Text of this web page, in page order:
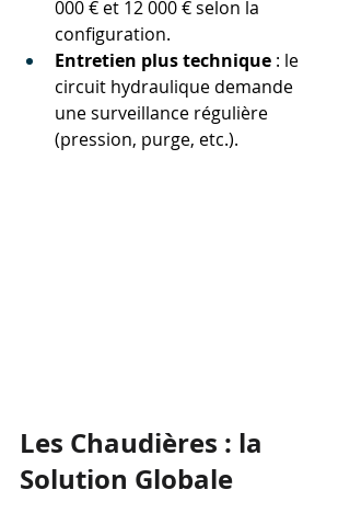
000 € et 12 000 € selon la
configuration.
Entretien plus technique : le
circuit hydraulique demande
une surveillance régulière
(pression, purge, etc.).
Les Chaudières : la
Solution Globale